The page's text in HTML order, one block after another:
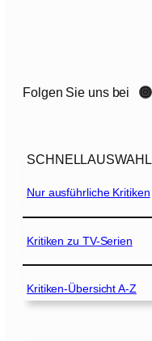
i
e
C
h
a
i
e
Folgen Sie uns bei Instagram
SCHNELLAUSWAHL
Nur ausführliche Kritiken
Kritiken zu TV-Serien
Kritiken-Übersicht A-Z